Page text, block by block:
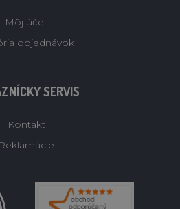
Môj účet
objednávok
SERVIS
Kontakt
Reklamácie